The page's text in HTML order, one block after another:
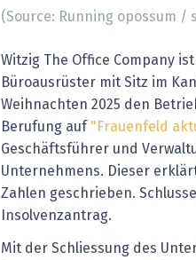
(Source: Running opossum /
Witzig The Office Company
Büroausrüster mit Sitz im
Weihnachten 2025 den
Berufung auf "Frauenfeld
Geschäftsführer und
Unternehmens. Dieser
Zahlen geschrieben.
Insolvenzantrag.
Mit der Schliessung des